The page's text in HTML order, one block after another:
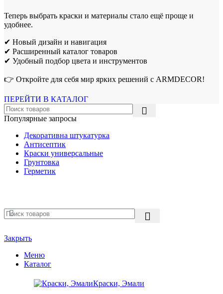
Теперь выбрать краски и материалы стало ещё проще и
удобнее.
✔ Новый дизайн и навигация
✔ Расширенный каталог товаров
✔ Удобный подбор цвета и инструментов
👉 Откройте для себя мир ярких решений с ARMDECOR!
ПЕРЕЙТИ В КАТАЛОГ
Популярные запросы
Декоративна штукатурка
Антисептик
Краски универсальные
Грунтовка
Герметик
Закрыть
Меню
Каталог
Краски, Эмали